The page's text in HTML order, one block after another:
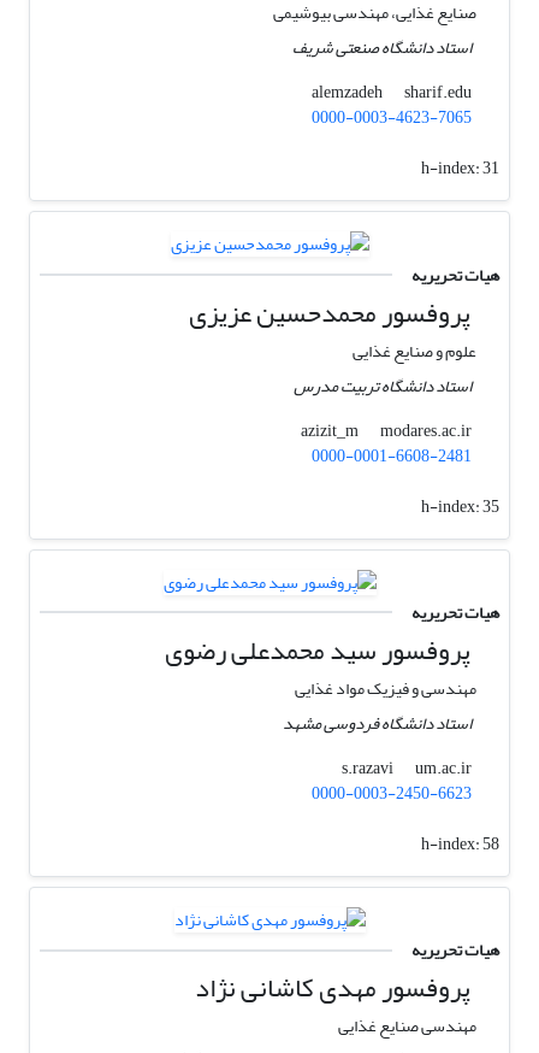
صنایع غذایی، مهندسی بیوشیمی
استاد دانشگاه صنعتی شریف
alemzadeh
sharif.edu
0000-0003-4623-7065
h-index:31
هیات تحریریه
پروفسور محمدحسین عزیزی
علوم و صنایع غذایی
استاد دانشگاه تربیت مدرس
azizit_m
modares.ac.ir
0000-0001-6608-2481
h-index:35
هیات تحریریه
پروفسور سید محمدعلی رضوی
مهندسی و فیزیک مواد غذایی
استاد دانشگاه فردوسی مشهد
s.razavi
um.ac.ir
0000-0003-2450-6623
h-index:58
هیات تحریریه
پروفسور مهدی کاشانی نژاد
مهندسی صنایع غذایی